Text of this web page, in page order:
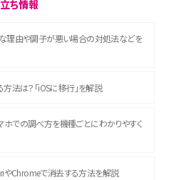
ち情報
理由や調子が悪い場合の対処法などを
法は？「iOSに移行」を解説
での調べ方を機種ごとにわかりやすく
やChromeで消去する方法を解説